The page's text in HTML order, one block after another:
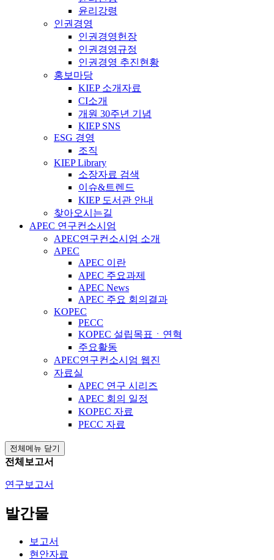
윤리강령
인권경영
인권경영헌장
인권경영규정
인권경영 추진현황
홍보마당
KIEP 소개자료
CI소개
개원 30주년 기념
KIEP SNS
ESG 경영
조직
KIEP Library
소장자료 검색
이슈&트렌드
KIEP 도서관 안내
찾아오시는길
APEC 연구컨소시엄
APEC연구컨소시엄 소개
APEC
APEC 이란
APEC 주요과제
APEC News
APEC 주요 회의결과
KOPEC
PECC
KOPEC 설립목표ㆍ연혁
주요활동
APEC연구컨소시엄 웹진
자료실
APEC 연구 시리즈
APEC 회의 일정
KOPEC 자료
PECC 자료
전체메뉴 닫기
전체보고서
연구보고서
발간물
보고서
현안자료